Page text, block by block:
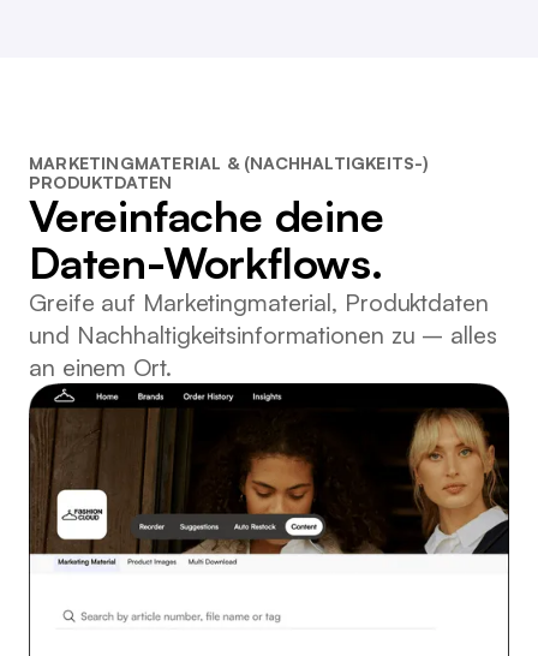
MARKETINGMATERIAL & (NACHHALTIGKEITS-)
PRODUKTDATEN
Vereinfache deine
Daten-Workflows.
Greife auf Marketingmaterial, Produktdaten
und Nachhaltigkeitsinformationen zu – alles
an einem Ort.